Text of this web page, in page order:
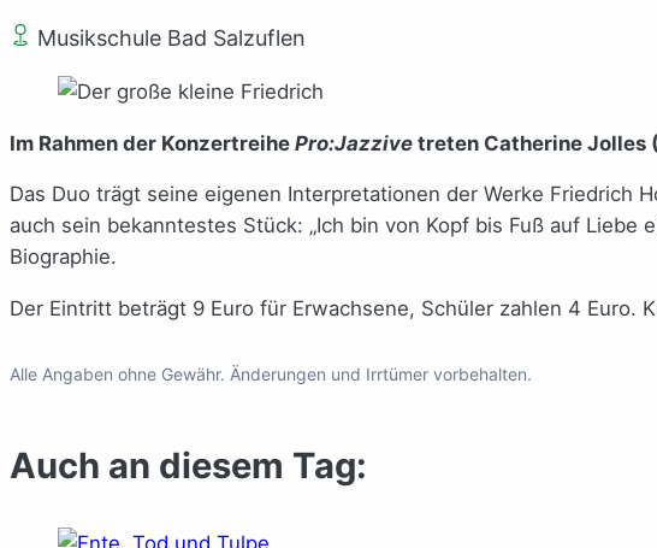
Musikschule Bad Salzuflen
Im Rahmen der Konzertreihe Pro:Jazzive treten Catherine Jolles
Das Duo trägt seine eigenen Interpretationen der Werke Friedrich
auch sein bekanntestes Stück: „Ich bin von Kopf bis Fuß auf
Biographie.
Der Eintritt beträgt 9 Euro für Erwachsene, Schüler zahlen 4 Euro.
Alle Angaben ohne Gewähr. Änderungen und Irrtümer vorbehalten.
Auch an diesem Tag: